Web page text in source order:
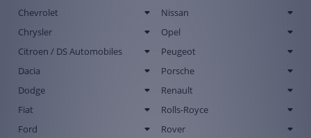
Chevrolet
Chrysler
Citroen / DS Automobiles
Dacia
Dodge
Fiat
Ford
Nissan
Opel
Peugeot
Porsche
Renault
Rolls-Royce
Rover